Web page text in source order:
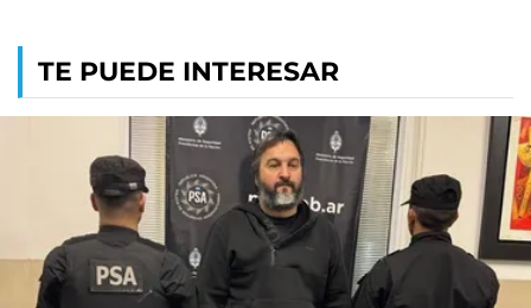
TE PUEDE INTERESAR